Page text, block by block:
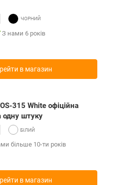
З нами 6 років
в магазин
315 White офіційна
одну штуку
більше 10-ти років
в магазин